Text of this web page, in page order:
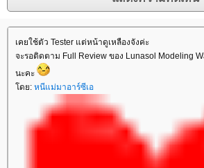
เคยใช้ตัว Tester แต่หน้าดูเหลืองจังค่ะ
จะรอติดตาม Full Review ของ Lunasol Modeling
นะคะ
ดย: หนีแม่มาอาร์ซีเอ